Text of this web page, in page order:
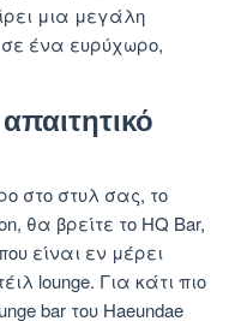
μια μεγάλη
ένα ευρύχωρο,
στο στυλ σας, το
θα βρείτε το HQ Bar,
είναι εν μέρει
lounge. Για κάτι πιο
bar του Haeundae